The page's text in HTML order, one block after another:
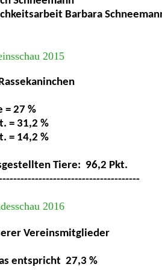
Barbara
2015
= 27 %
= 31,2 %
= 14,2 %
Tiere: 96,2 Pkt.
2016
Vereinsmitglieder
entspricht 27,3 %